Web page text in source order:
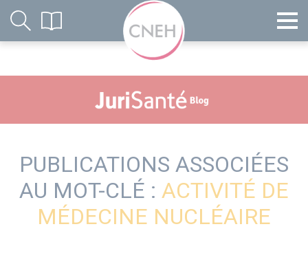
PUBLICATIONS ASSOCIÉES
AU MOT-CLÉ : ACTIVITÉ DE
MÉDECINE NUCLÉAIRE